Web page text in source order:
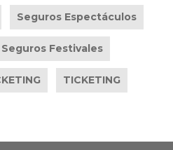
Seguros Espectáculos
Seguros Festivales
TICKETING